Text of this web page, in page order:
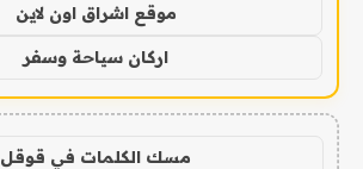
موقع اشراق اون لاين
اركان سياحة وسفر
مسك الكلمات في قوقل